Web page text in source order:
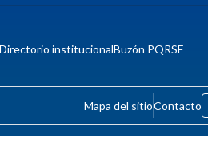
Directorio institucionalBuzón PQRSF
Mapa del sitioContacto